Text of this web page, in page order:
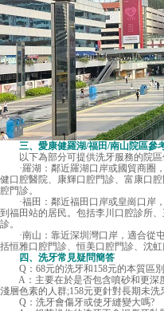
三、愛康健羅湖/福田/南山院區參
以下為部分可提供洗牙服務的院區
·羅湖：鄰近羅湖口岸或國貿商圈
健口腔醫院、康輝口腔門診、富康口
腔門診。
·福田：鄰近福田口岸或皇崗口岸
到福田站的居民。包括李川口腔診所
診。
·南山：靠近深圳灣口岸，適合從
括恒雅口腔門診、恒美口腔門診、沈虹
四、洗牙常見疑問簡答
Q：68元的洗牙和158元的本質區
A：主要在於是否包含噴砂和更深
淺層色素的人群;158元更針對長期未洗
Q：洗牙會傷牙或使牙縫變大嗎?